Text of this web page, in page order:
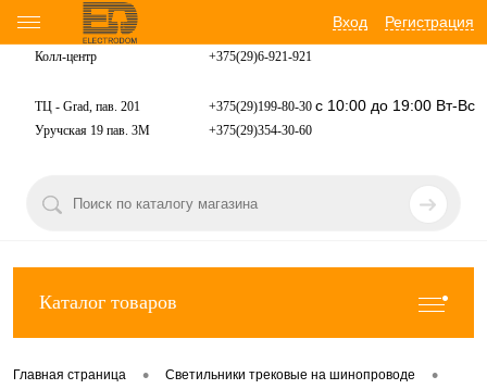
Вход Регистрация
Колл-центр +375(29)6-921-921
ТЦ - Grad, пав. 201 +375(29)199-80-30 с 10:00 до 19:00 Вт-Вс
Уручская 19 пав. 3М +375(29)354-30-60
Каталог товаров
Главная страница • Светильники трековые на шинопроводе •